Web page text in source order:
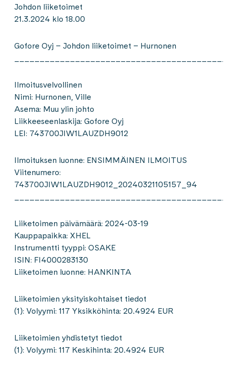
Johdon liiketoimet
21.3.2024 klo 18.00
Gofore Oyj – Johdon liiketoimet – Hurnonen
Ilmoitusvelvollinen
Nimi: Hurnonen, Ville
Asema: Muu ylin johto
Liikkeeseenlaskija: Gofore Oyj
LEI: 743700JIW1LAUZDH9012
Ilmoituksen luonne: ENSIMMÄINEN ILMOITUS
Viitenumero:
743700JIW1LAUZDH9012_20240321105157_94
Liiketoimen päivämäärä: 2024-03-19
Kauppapaikka: XHEL
Instrumentti tyyppi: OSAKE
ISIN: FI4000283130
Liiketoimen luonne: HANKINTA
Liiketoimien yksityiskohtaiset tiedot
(1): Volyymi: 117 Yksikköhinta: 20.4924 EUR
Liiketoimien yhdistetyt tiedot
(1): Volyymi: 117 Keskihinta: 20.4924 EUR